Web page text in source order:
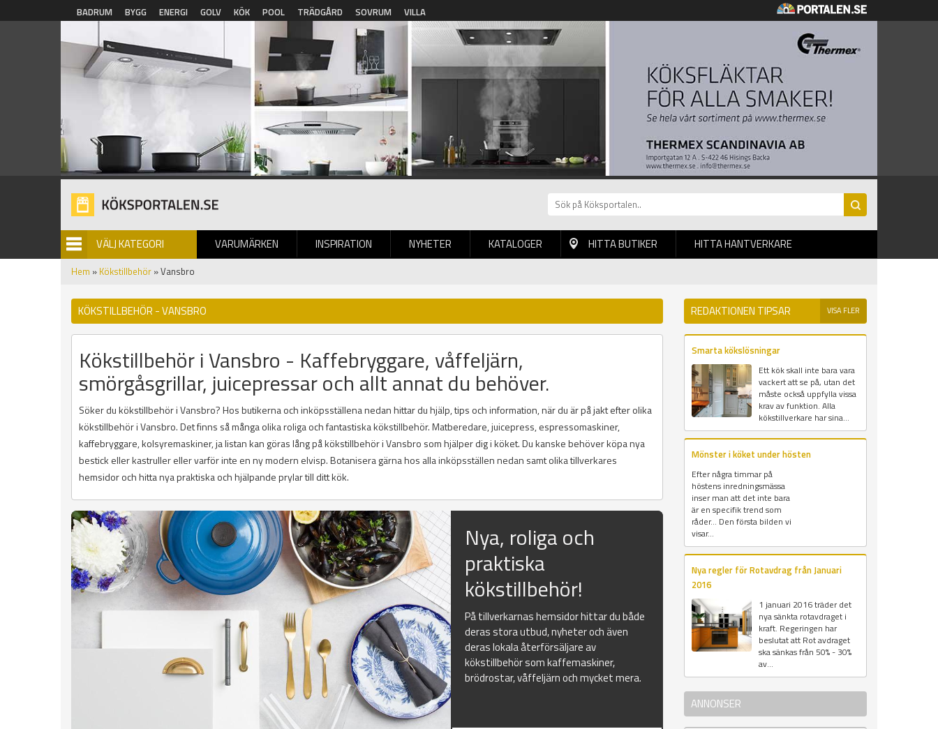
Hoppa till huvudinnehåll
BADRUM BYGG ENERGI GOLV KÖK POOL TRÄDGÅRD SOVRUM VILLA
VÄLJ KATEGORI VARUMÄRKEN INSPIRATION NYHETER
BILDGALLERI KATALOGER HITTA BUTIKER HITTA HANTVERKARE
Hem » Kökstillbehör » Vansbro
KÖKSTILLBEHÖR - VANSBRO
Kökstillbehör i Vansbro - Kaffebryggare, våffeljärn,
smörgåsgrillar, juicepressar och allt annat du behöver.
Söker du kökstillbehör i Vansbro? Hos butikerna och inköpsställena nedan hittar du hjälp, tips och information, när du är på jakt efter olika
kökstillbehör i Vansbro. Det finns så många olika roliga och fantastiska kökstillbehör. Matberedare, juicepress, espressomaskiner,
kaffebryggare, kolsyremaskiner, ja listan kan göras lång på kökstillbehör i Vansbro som hjälper dig i köket. Du kanske behöver köpa nya
bestick eller kastruller eller varför inte en ny modern elvisp. Botanisera gärna hos alla inköpsställen nedan samt olika tillverkares
hemsidor och hitta nya praktiska och hjälpande prylar till ditt kök.
Nya, roliga och
praktiska
kökstillbehör!
På tillverkarnas hemsidor hittar du både
deras stora utbud, nyheter och även
deras lokala återförsäljare av
kökstillbehör som kaffemaskiner,
brödrostar, våffeljärn och mycket mera.
REDAKTIONEN TIPSAR VISA FLER
Smarta kökslösningar
Ett kök skall inte bara vara
vackert att se på, utan det
måste också uppfylla vissa
krav av funktion. Alla
kökstillverkare har sina...
Mönster i köket under hösten
Efter några timmar på
höstens inredningsmässa
inser man att det inte bara
är en specifik trend som
råder... Den första bilden vi
visar...
Nya regler för Rotavdrag från Januari
2016
1 januari 2016 träder det
nya sänkta rotavdraget i
kraft. Regeringen har
beslutat att Rot avdraget
ska sänkas från 50% - 30%
av...
ANNONSER